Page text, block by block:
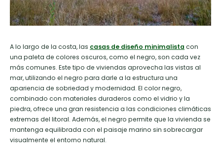
A lo largo de la costa, las casas de diseño minimalista con
una paleta de colores oscuros, como el negro, son cada vez
más comunes. Este tipo de viviendas aprovecha las vistas al
mar, utilizando el negro para darle a la estructura una
apariencia de sobriedad y modernidad. El color negro,
combinado con materiales duraderos como el vidrio y la
piedra, ofrece una gran resistencia a las condiciones climáticas
extremas del litoral. Además, el negro permite que la vivienda se
mantenga equilibrada con el paisaje marino sin sobrecargar
visualmente el entorno natural.